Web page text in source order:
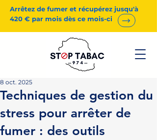
Arrêtez de fumer et récupérez jusqu'à
420 € par mois dès ce mois-ci
Techniques de gestion du
stress pour arrêter de
fumer : des outils
8 oct. 2025